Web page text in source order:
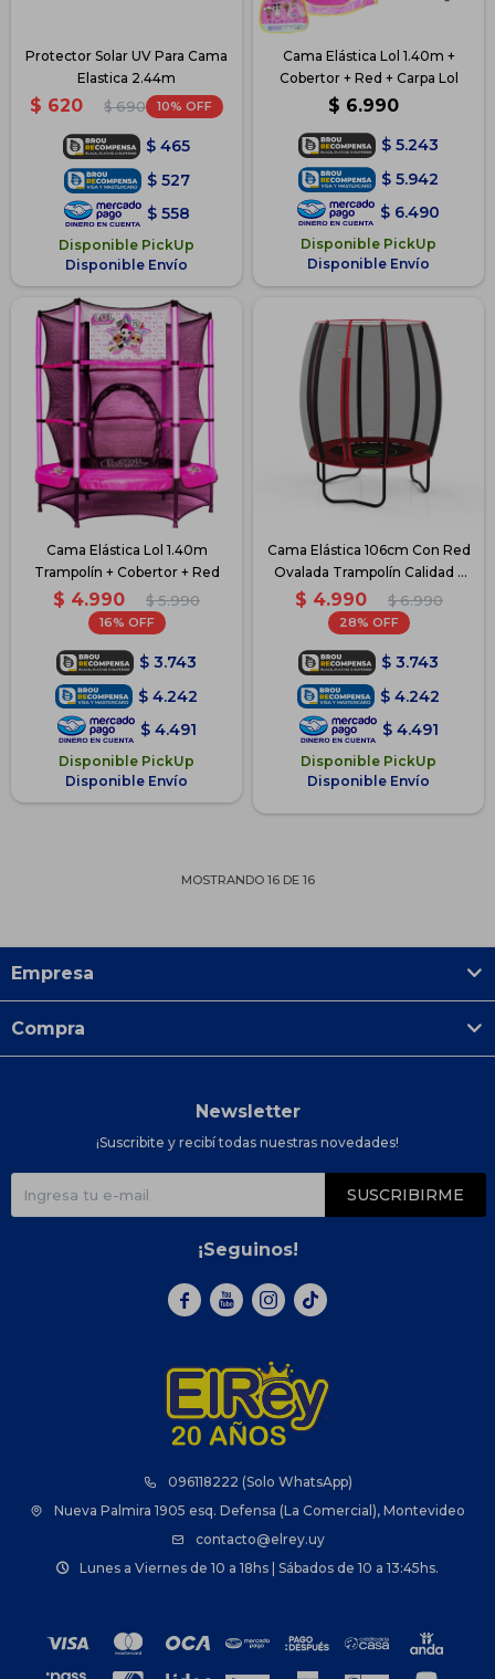
Protector Solar UV Para Cama
Elastica 2.44m
$ 620 $ 690 10
$ 465
$ 527
$ 558
Disponible PickUp
Disponible Envío
Cama Elástica Lol 1.40m +
Cobertor + Red + Carpa Lol
$ 6.990
$ 5.243
$ 5.942
$ 6.490
Disponible PickUp
Disponible Envío
Cama Elástica Lol 1.40m
Trampolín + Cobertor + Red
$ 4.990 $ 5.990
16
$ 3.743
$ 4.242
$ 4.491
Disponible PickUp
Disponible Envío
Cama Elástica 106cm Con Red
Ovalada Trampolín Calidad -
Rojo
$ 4.990 $ 6.990
28
$ 3.743
$ 4.242
$ 4.491
Disponible PickUp
Disponible Envío
MOSTRANDO 16DE 16
096118222 (Solo WhatsApp)
Nueva Palmira 1905 esq. Defensa (La Comercial), Montevideo
contacto@elrey.uy
Lunes a Viernes de 10 a 18hs | Sábados de 10 a 13:45hs.
Empresa
Compra
Newsletter
¡Suscribite y recibí todas nuestras novedades!
SUSCRIBIRME
¡Seguinos!
  